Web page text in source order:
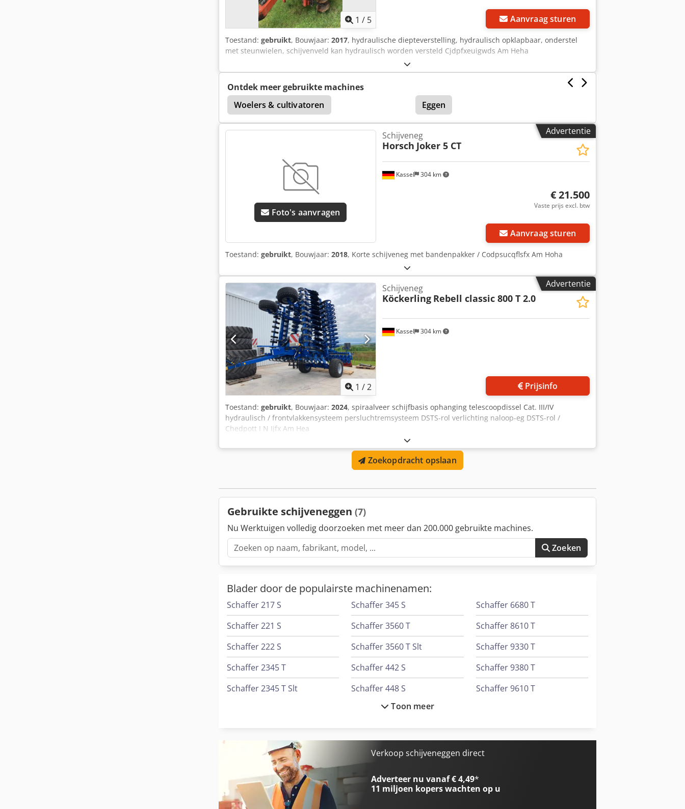
1 / 5 Aanvraag sturen
Toestand: gebruikt, Bouwjaar: 2017, hydraulische diepteverstelling, hydraulisch opklapbaar, onderstel
met steunwielen, schijvenveld kan hydraulisch worden versteld Cjdpfxeuigwds Am Heha
Ontdek meer gebruikte machines
Woelers & cultivatoren
Eggen
Advertentie
Foto's aanvragen
Kassel 304 km
Schijveneg
Horsch Joker 5 CT
€ 21.500
Vaste prijs excl. btw
Aanvraag sturen
Toestand: gebruikt, Bouwjaar: 2018, Korte schijveneg met bandenpakker / Codpsucqflsfx Am Hoha
Advertentie
1 /2
Kassel 304 km
Schijveneg
Köckerling Rebell classic 800 T 2.0
Prijsinfo
Toestand: gebruikt, Bouwjaar: 2024, spiraalveer schijfbasis ophanging telescoopdissel Cat. III/IV
hydraulisch / frontvlakkensysteem persluchtremsysteem DSTS-rol verlichting naloop-eg DSTS-rol /
Chedpott I N Ijfx Am Hea
Zoekopdracht opslaan
Gebruikte schijveneggen (7)
Nu Werktuigen volledig doorzoeken met meer dan 200.000 gebruikte machines.
Zoeken
Blader door de populairste machinenamen:
Schaffer 217 S
Schaffer 221 S
Schaffer 222 S
Schaffer 2345 T
Schaffer 2345 T Slt
Schaffer 326 S
Schaffer 336 S
Schaffer 345 S
Schaffer 3560 T
Schaffer 3560 T Slt
Schaffer 442 S
Schaffer 448 S
Schaffer 4560 T
Schaffer 6370 T
Schaffer 6680 T
Schaffer 8610 T
Schaffer 9330 T
Schaffer 9380 T
Schaffer 9610 T
Toon meer
Verkoop schijveneggen direct
Adverteer nu vanaf € 4,49*
11 miljoen koperswachten op u